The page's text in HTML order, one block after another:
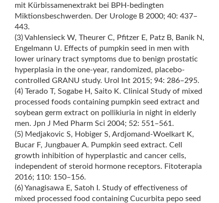
mit Kürbissamenextrakt bei BPH-bedingten
Miktionsbeschwerden. Der Urologe B 2000; 40: 437–
443.
(3) Vahlensieck W, Theurer C, Pfitzer E, Patz B, Banik N,
Engelmann U. Effects of pumpkin seed in men with
lower urinary tract symptoms due to benign prostatic
hyperplasia in the one-year, randomized, placebo-
controlled GRANU study. Urol Int 2015; 94: 286–295.
(4) Terado T, Sogabe H, Saito K. Clinical Study of mixed
processed foods containing pumpkin seed extract and
soybean germ extract on pollikiuria in night in elderly
men. Jpn J Med Pharm Sci 2004; 52: 551–561.
(5) Medjakovic S, Hobiger S, Ardjomand-Woelkart K,
Bucar F, Jungbauer A. Pumpkin seed extract. Cell
growth inhibition of hyperplastic and cancer cells,
independent of steroid hormone receptors. Fitoterapia
2016; 110: 150–156.
(6) Yanagisawa E, Satoh I. Study of effectiveness of
mixed processed food containing Cucurbita pepo seed